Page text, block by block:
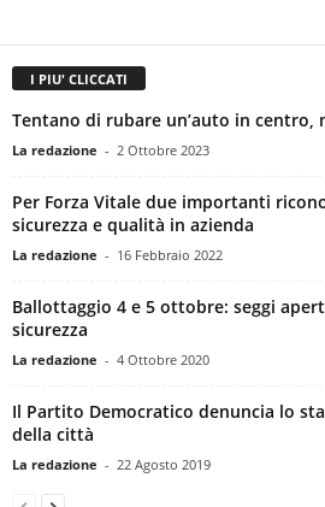
I PIU' CLICCATI
Tentano di rubare un’auto in centro,
La redazione - 2 Ottobre 2023
Per Forza Vitale due importanti
sicurezza e qualità in azienda
La redazione - 16 Febbraio 2022
Ballottaggio 4 e 5 ottobre: seggi
sicurezza
La redazione - 4 Ottobre 2020
Il Partito Democratico denuncia lo
della città
La redazione - 22 Agosto 2019